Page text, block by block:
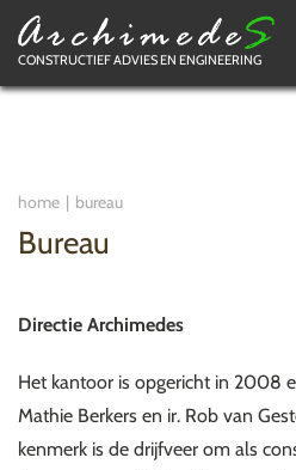
CONSTRUCTIEF ADVIES EN ENGINEERING
home bureau
Bureau
Directie Archimedes
Het kantoor is opgericht in 2008
Mathie Berkers en ir. Rob van
kenmerk is de drijfveer om als